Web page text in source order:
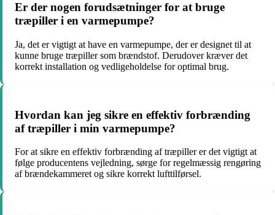
Er der nogen forudsætninger for at bruge
træpiller i en varmepumpe?
Ja, det er vigtigt at have en varmepumpe, der er designet til at
kunne bruge træpiller som brændstof. Derudover kræver det
korrekt installation og vedligeholdelse for optimal brug.
Hvordan kan jeg sikre en effektiv forbrænding
af træpiller i min varmepumpe?
For at sikre en effektiv forbrænding af træpiller er det vigtigt at
følge producentens vejledning, sørge for regelmæssig rengøring
af brændekammeret og sikre korrekt lufttilførsel.